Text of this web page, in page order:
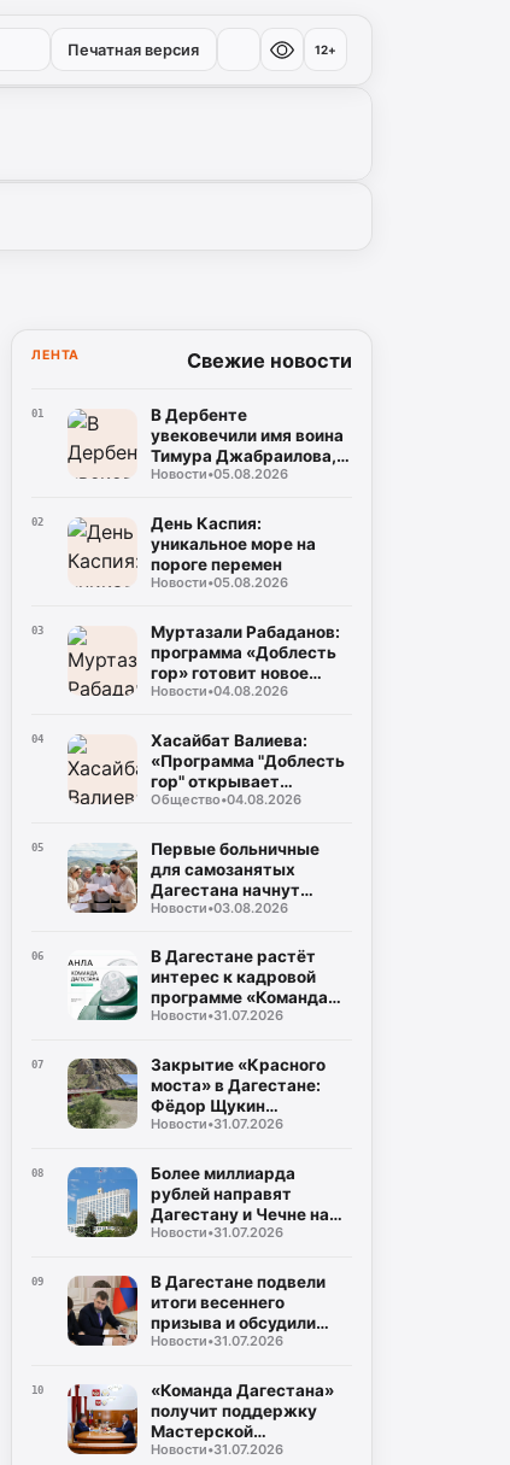
Печатная версия 12+
ЛЕНТА Свежие новости
01
В Дербенте
увековечили имя воина
Тимура Джабраилова,
отдавшего жизнь за
Новости•05.08.2026
02
День Каспия:
уникальное море на
пороге перемен
Новости•05.08.2026
03
Муртазали Рабаданов:
программа «Доблесть
гор» готовит новое
поколение
Дагестана
Новости•04.08.2026
04
Хасайбат Валиева:
«Программа "Доблесть
гор" открывает
участникам СВО новые
служения Дагестану»
Общество•04.08.2026
05
Первые больничные
для самозанятых
Дагестана начнут
выплачивать уже в
Новости•03.08.2026
06
В Дагестане растёт
интерес к кадровой
программе «Команда
Дагестана»
Новости•31.07.2026
07
Закрытие «Красного
моста» в Дагестане:
Фёдор Щукин
потребовал ускорить
Новости•31.07.2026
08
Более миллиарда
рублей направят
Дагестану и Чечне на
помощь пострадавшим
Новости•31.07.2026
09
В Дагестане подвели
итоги весеннего
призыва и обсудили
набор на контрактную
Новости•31.07.2026
10
«Команда Дагестана»
получит поддержку
Мастерской
управления «Сенеж»
Новости•31.07.2026